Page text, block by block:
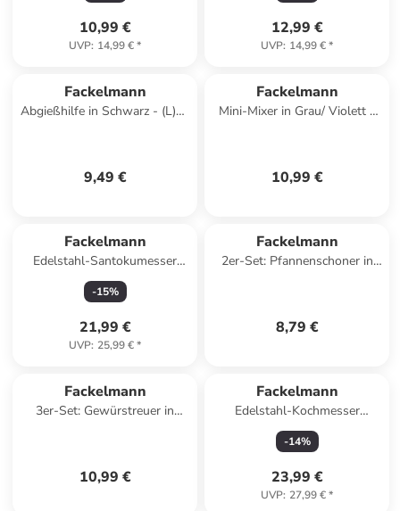
10,99 €
UVP: 14,99 €*
12,99 €
UVP: 14,99 €*
Fackelmann
Abgießhilfe in Schwarz - (L)28
9,49 €
Fackelmann
Mini-Mixer in Grau/ Violett -
10,99 €
Fackelmann
Edelstahl-Santokumesser
"Swing" - (L)30 cm
-15%
21,99 €
UVP: 25,99 €*
Fackelmann
2er-Set: Pfannenschoner in
8,79 €
Fackelmann
3er-Set: Gewürstreuer in
10,99 €
Fackelmann
Edelstahl-Kochmesser
"Swing" - (L)35 cm
-14%
23,99 €
UVP: 27,99 €*